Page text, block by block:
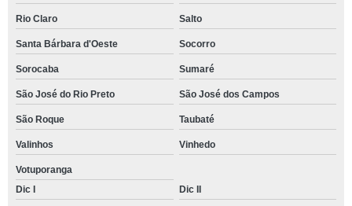
Rio Claro Salto
Santa Bárbara d'Oeste Socorro
Sorocaba Sumaré
São José do Rio Preto São José dos Campos
São Roque Taubaté
Valinhos Vinhedo
Votuporanga
Dic I
Dic II